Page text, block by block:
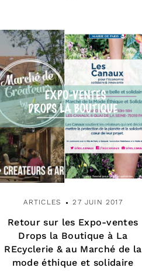
ARTICLES 27 JUIN 2017
Retour sur les Expo-ventes
Drops la Boutique à La
REcyclerie & au Marché de la
mode éthique et solidaire